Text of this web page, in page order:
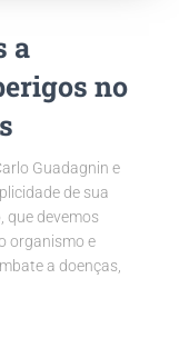
a
no
Guadagnin e
de sua
que devemos
organismo e
a doenças,